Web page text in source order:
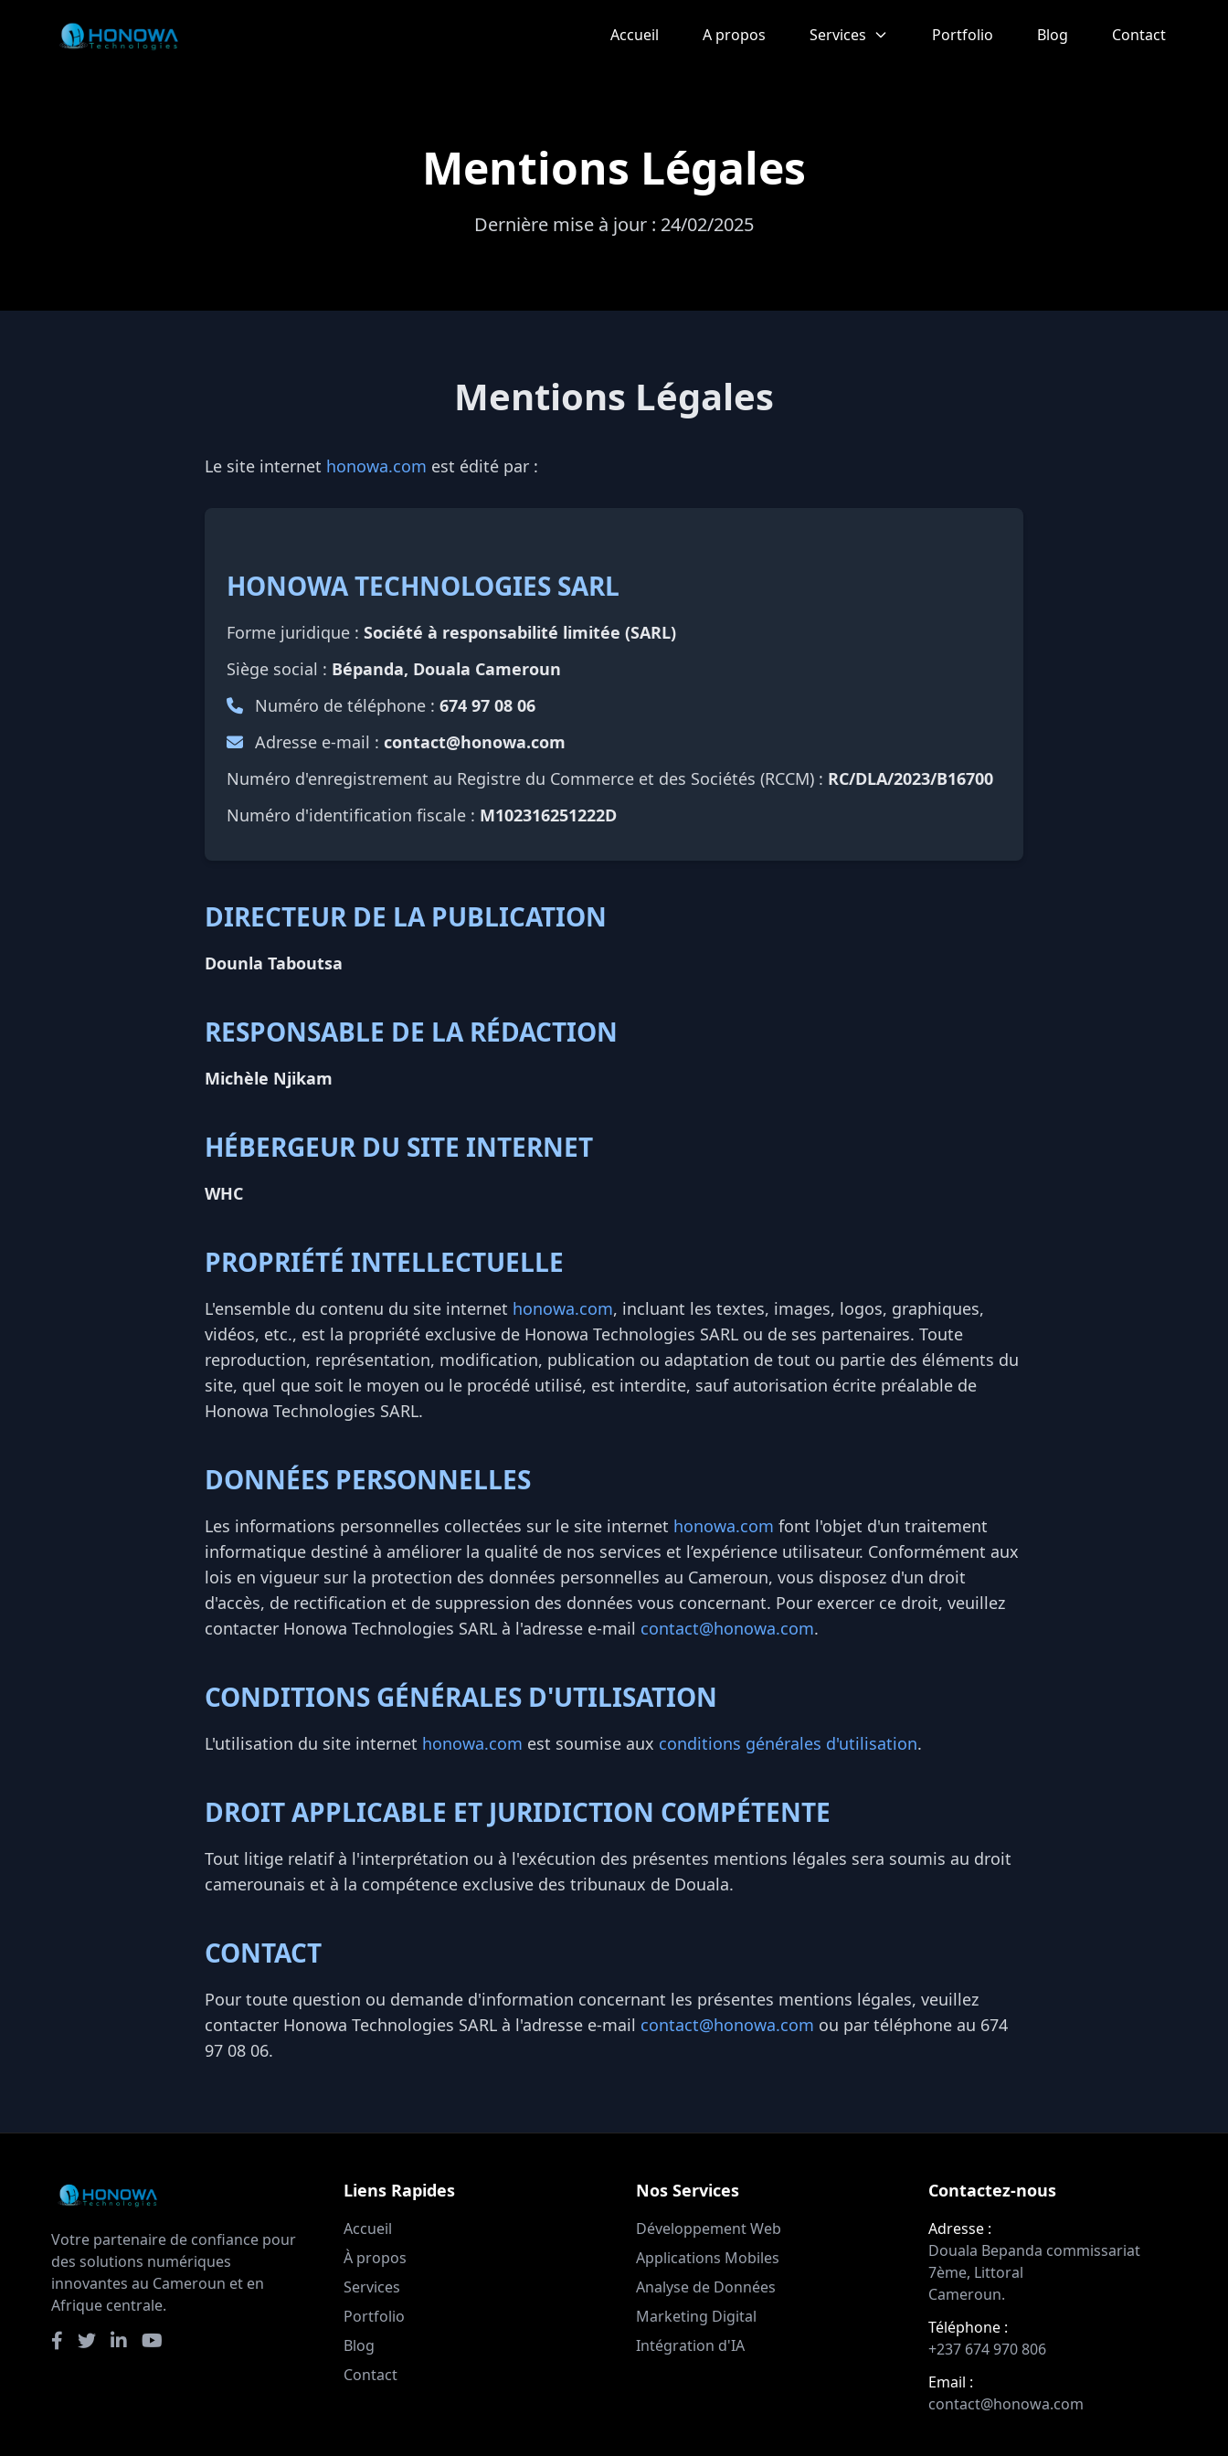
Accueil A propos Services Portfolio Blog Contact
Mentions Légales
Dernière mise à jour : 24/02/2025
Mentions Légales
Le site internet honowa.com est édité par :
HONOWA TECHNOLOGIES SARL
Forme juridique : Société à responsabilité limitée (SARL)
Siège social : Bépanda, Douala Cameroun
Numéro de téléphone : 674 97 08 06
Adresse e-mail : contact@honowa.com
Numéro d'enregistrement au Registre du Commerce et des Sociétés (RCCM) : RC/DLA/2023/B16700
Numéro d'identification fiscale : M102316251222D
DIRECTEUR DE LA PUBLICATION
Dounla Taboutsa
RESPONSABLE DE LA RÉDACTION
Michèle Njikam
HÉBERGEUR DU SITE INTERNET
WHC
PROPRIÉTÉ INTELLECTUELLE
L'ensemble du contenu du site internet honowa.com, incluant les textes, images, logos, graphiques,
vidéos, etc., est la propriété exclusive de Honowa Technologies SARL ou de ses partenaires. Toute
reproduction, représentation, modification, publication ou adaptation de tout ou partie des éléments du
site, quel que soit le moyen ou le procédé utilisé, est interdite, sauf autorisation écrite préalable de
Honowa Technologies SARL.
DONNÉES PERSONNELLES
Les informations personnelles collectées sur le site internet honowa.com font l'objet d'un traitement
informatique destiné à améliorer la qualité de nos services et l’expérience utilisateur. Conformément aux
lois en vigueur sur la protection des données personnelles au Cameroun, vous disposez d'un droit
d'accès, de rectification et de suppression des données vous concernant. Pour exercer ce droit, veuillez
contacter Honowa Technologies SARL à l'adresse e-mail contact@honowa.com.
CONDITIONS GÉNÉRALES D'UTILISATION
L'utilisation du site internet honowa.com est soumise aux conditions générales d'utilisation.
DROIT APPLICABLE ET JURIDICTION COMPÉTENTE
Tout litige relatif à l'interprétation ou à l'exécution des présentes mentions légales sera soumis au droit
camerounais et à la compétence exclusive des tribunaux de Douala.
CONTACT
Pour toute question ou demande d'information concernant les présentes mentions légales, veuillez
contacter Honowa Technologies SARL à l'adresse e-mail contact@honowa.com ou par téléphone au 674
97 08 06.
Votre partenaire de confiance pour
des solutions numériques
innovantes au Cameroun et en
Afrique centrale.
Liens Rapides
Accueil
À propos
Services
Portfolio
Blog
Contact
Nos Services
Développement Web
Applications Mobiles
Analyse de Données
Marketing Digital
Intégration d'IA
Contactez-nous
Adresse :
Douala Bepanda commissariat
7ème, Littoral
Cameroun.
Téléphone :
+237 674 970 806
Email :
contact@honowa.com